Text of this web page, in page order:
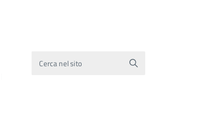
Cerca nel sito